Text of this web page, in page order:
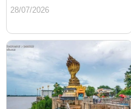
28/07/2026